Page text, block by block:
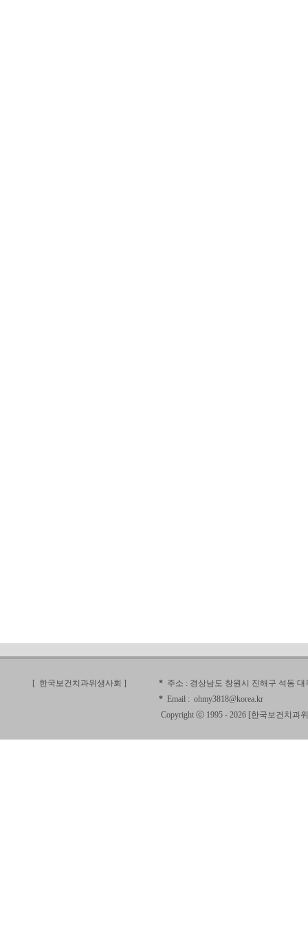
[ 한국보건치과위생사회 ] * 주소 : 경상남도 창원시 진해구 석동 대
* Email : ohmy3818@korea.kr
Copyright ⓒ 1995 - 2026 [한국보건치과